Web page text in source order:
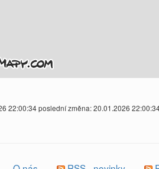
22:00:34 poslední změna: 20.01.2026